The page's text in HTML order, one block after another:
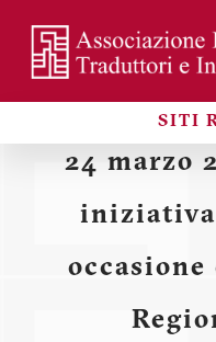
contenuto
principale
Sezioni
SITI
24 marzo
occasione